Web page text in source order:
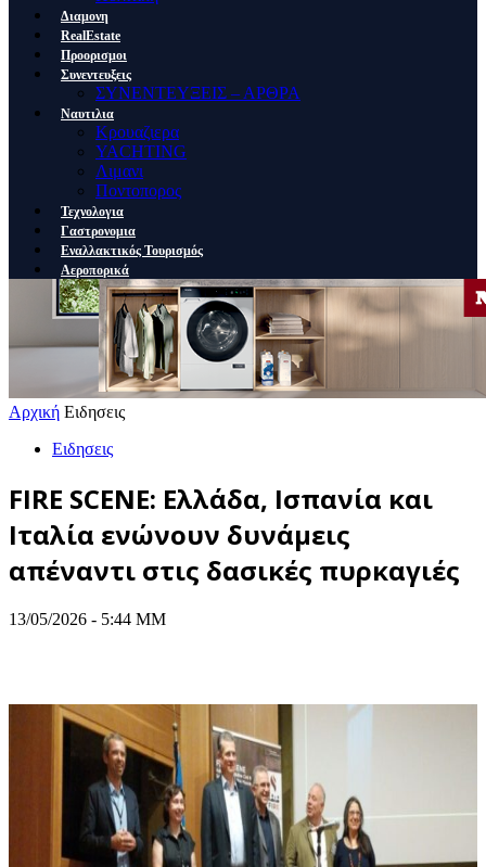
Διαμονη
RealEstate
Προορισμοι
Συνεντευξεις
ΣΥΝΕΝΤΕΥΞΕΙΣ – ΑΡΘΡΑ
Ναυτιλια
Κρουαζιερα
YACHTING
Λιμανι
Ποντοπορος
Τεχνολογια
Γαστρονομια
Εναλλακτικός Τουρισμός
Αεροπορικά
Αρχική Ειδησεις
Ειδησεις
FIRE SCENE: Ελλάδα, Ισπανία και
Ιταλία ενώνουν δυνάμεις
απέναντι στις δασικές πυρκαγιές
13/05/2026 - 5:44 ΜΜ